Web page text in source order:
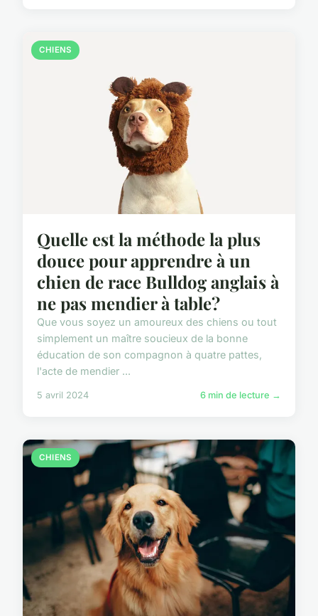
CHIENS
Quelle est la méthode la plus
douce pour apprendre à un
chien de race Bulldog anglais à
ne pas mendier à table?
Que vous soyez un amoureux des chiens ou tout
simplement un maître soucieux de la bonne
éducation de son compagnon à quatre pattes,
l'acte de mendier ...
5 avril 2024 6 min de lecture →
CHIENS